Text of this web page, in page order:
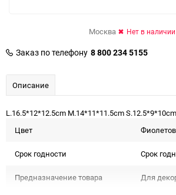
Москва Нет в наличии
Заказ по телефону 8 800 234 5155
Описание
L.16.5*12*12.5cm M.14*11*11.5cm S.12.5*9*10cm
Цвет
Срок годности Срок
Предназначение товара Для